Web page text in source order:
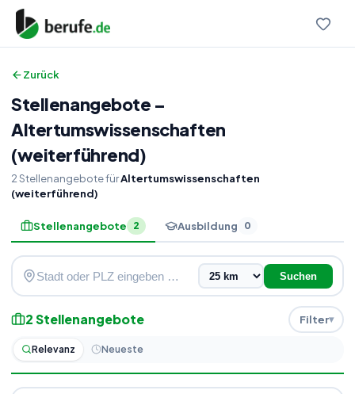
Zurück
Stellenangebote –
Altertumswissenschaften
(weiterführend)
2StellenangebotefürAltertumswissenschaften
(weiterführend)
Stellenangebote 2 Ausbildung 0
Suchen
2Stellenangebote
Relevanz Neueste
Filter